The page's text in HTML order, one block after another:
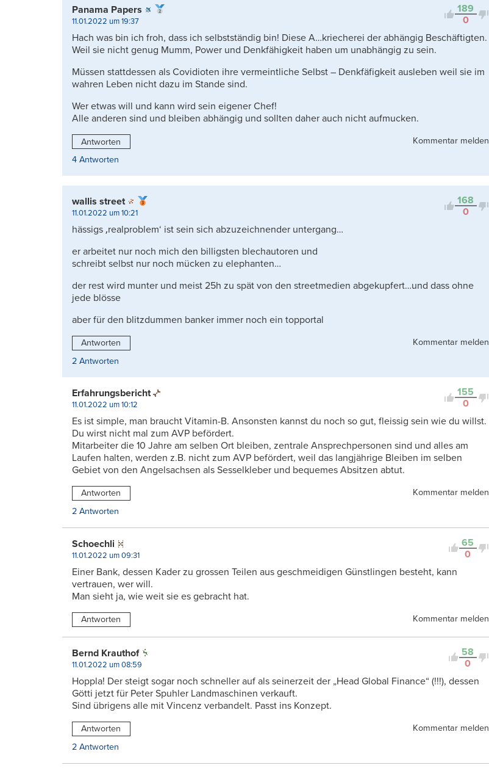
189
0
Panama Papers
11.01.2022 um 19:37
Hach was bin ich froh, dass ich selbstständig bin! Diese A…kriecherei der abhängig Beschäftigten.
Weil sie nicht genug Mumm, Power und Denkfähigkeit haben um unabhängig zu sein.
Müssen stattdessen als Covidioten ihre vermeintliche Selbst – Denkfäfigkeit ausleben weil sie im
wahren Leben nicht dazu im Stande sind.
Wer etwas will und kann wird sein eigener Chef!
Alle anderen sind und bleiben abhängig und sollten daher auch nicht aufmucken.
Antworten
Kommentar melden
4 Antworten
168
0
wallis street
11.01.2022 um 10:21
hässigs ‚realproblem‘ ist sein sich abzuzeichnender untergang…
er arbeitet nur noch mich den billigsten blechautoren und
schreibt selbst nur noch mücken zu elephanten…
der rest wird munter und meist 25h zu spät von den streetmedien abgekupfert…und dass ohne
jede blösse
aber für den blitzdummen banker immer noch ein topportal
Antworten
Kommentar melden
2 Antworten
155
0
Erfahrungsbericht
11.01.2022 um 10:12
Es ist simple, man braucht Vitamin-B. Ansonsten kannst du noch so gut, fleissig sein wie du willst.
Du wirst nicht mal zum AVP befördert.
Mitarbeiter die 10 Jahre am selben Ort bleiben, zentrale Ansprechpersonen sind und alles am
Laufen halten, werden z.B. nicht zum AVP befördert, weil das langjährige Bleiben im selben
Gebiet von den Angelsachsen als Sesselkleber und bequemes Absitzen abtut.
Antworten
Kommentar melden
2 Antworten
65
0
Schoechli
11.01.2022 um 09:31
Einer Bank, dessen Kader zu grossen Teilen aus geschmeidigen Günstlingen besteht, kann
vertrauen, wer will.
Man sieht ja, wie weit sie es gebracht hat.
Antworten Kommentar melden
58
0
Bernd Krauthof
11.01.2022 um 08:59
Hoppla! Der steigt sogar noch schneller auf als seinerzeit der „Head Global Finance“ (!!!), dessen
Götti jetzt für Peter Spuhler Landmaschinen verkauft.
Sind übrigens alle mit Vincenz verbandelt. Passt ins Konzept.
Antworten
Kommentar melden
2 Antworten